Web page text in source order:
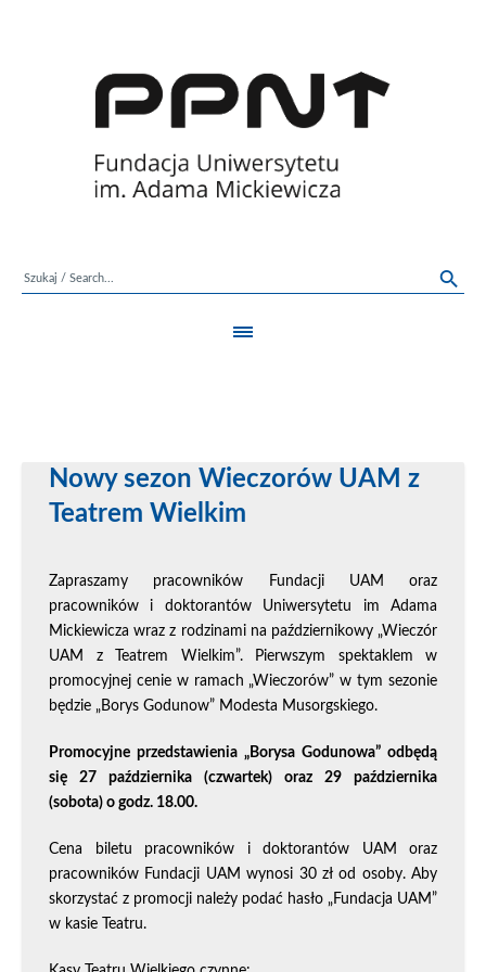
Nowy sezon Wieczorów UAM z
Teatrem Wielkim
Zapraszamy pracowników Fundacji UAM oraz
pracowników i doktorantów Uniwersytetu im Adama
Mickiewicza wraz z rodzinami na październikowy „Wieczór
UAM z Teatrem Wielkim”. Pierwszym spektaklem w
promocyjnej cenie w ramach „Wieczorów” w tym sezonie
będzie „Borys Godunow” Modesta Musorgskiego.
Promocyjne przedstawienia „Borysa Godunowa” odbędą
się 27 października (czwartek) oraz 29 października
(sobota) o godz. 18.00.
Cena biletu pracowników i doktorantów UAM oraz
pracowników Fundacji UAM wynosi 30 zł od osoby. Aby
skorzystać z promocji należy podać hasło „Fundacja UAM”
w kasie Teatru.